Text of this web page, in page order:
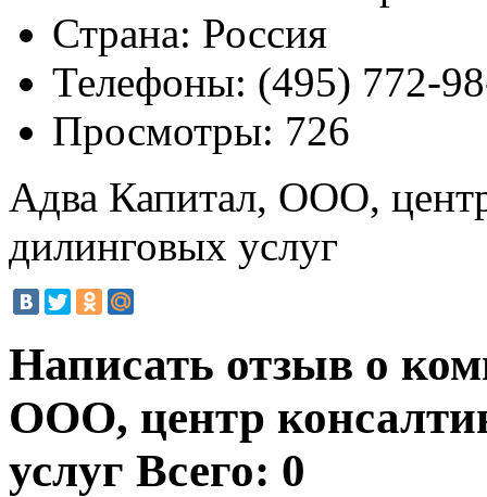
Страна: Россия
Телефоны: (495) 772-
Просмотры: 726
Адва Капитал, ООО,
дилинговых услуг
Написать отзыв о
ООО, центр
услуг Всего: 0